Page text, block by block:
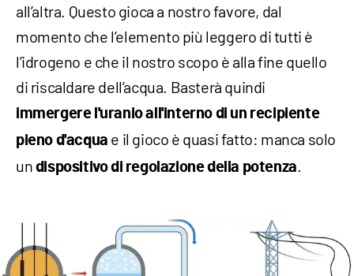
all’altra. Questo gioca a nostro favore, dal
momento che l’elemento più leggero di tutti è
l’idrogeno e che il nostro scopo è alla fine quello
di riscaldare dell’acqua. Basterà quindi
immergere l'uranio all'interno di un recipiente
pieno d'acqua e il gioco è quasi fatto: manca solo
un dispositivo di regolazione della potenza